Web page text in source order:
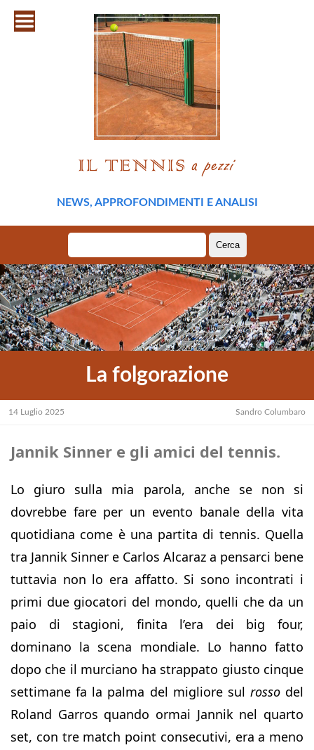
NEWS, APPROFONDIMENTI E ANALISI
per:
La folgorazione
14 Luglio 2025 Sandro Columbaro
Jannik Sinner e gli amici del tennis.
Lo giuro sulla mia parola, anche se non si
dovrebbe fare per un evento banale della vita
quotidiana come è una partita di tennis. Quella
tra Jannik Sinner e Carlos Alcaraz a pensarci bene
tuttavia non lo era affatto. Si sono incontrati i
primi due giocatori del mondo, quelli che da un
paio di stagioni, finita l’era dei big four,
dominano la scena mondiale. Lo hanno fatto
dopo che il murciano ha strappato giusto cinque
settimane fa la palma del migliore sul rossodel
Roland Garros quando ormai Jannik nel quarto
set, con tre match point consecutivi, era a meno